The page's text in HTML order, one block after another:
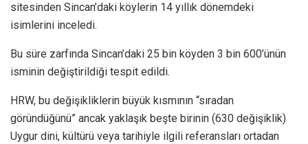
sitesinden Sincan’daki köylerin 14 yıllık dönemdeki
isimlerini inceledi.
Bu süre zarfında Sincan’daki 25 bin köyden 3 bin 600’ünün
isminin değiştirildiği tespit edildi.
HRW, bu değişikliklerin büyük kısmının “sıradan
göründüğünü” ancak yaklaşık beşte birinin (630 değişiklik)
Uygur dini, kültürü veya tarihiyle ilgili referansları ortadan